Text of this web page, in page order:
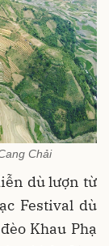
Chải
dù lượn từ
Festival dù
Khau Phạ